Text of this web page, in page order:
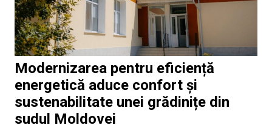
Modernizarea pentru eficiență
energetică aduce confort și
sustenabilitate unei grădinițe din
sudul Moldovei